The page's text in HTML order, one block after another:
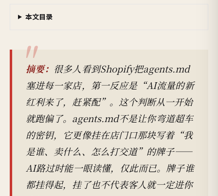
本文目录
摘要： 很多人看到Shopify把agents.md
塞进每一家店，第一反应是“AI流量的新
红利来了，赶紧配”。这个判断从一开始
就跑偏了。agents.md不是让你弯道超车
的密钥，它更像挂在店门口那块写着“我
是谁、卖什么、怎么打交道”的牌子——
AI路过时能一眼读懂，仅此而已。牌子谁
都挂得起，挂了也不代表客人就一定进你